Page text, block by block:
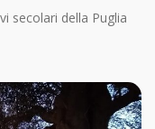
secolari della Puglia